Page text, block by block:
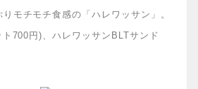
モチモチ食感の「ハレワッサン」。
700円)、ハレワッサンBLTサンド